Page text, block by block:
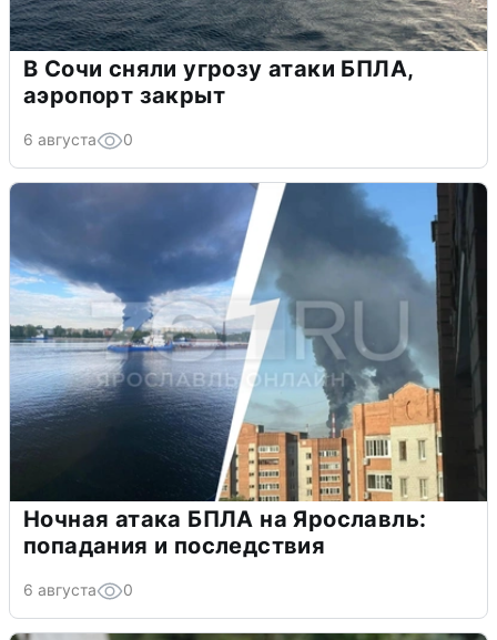
В Сочи сняли угрозу атаки БПЛА,
аэропорт закрыт
6 августа 0
Ночная атака БПЛА на Ярославль:
попадания и последствия
6 августа 0